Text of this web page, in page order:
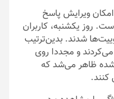
امکان ویرایش پاسخ
روز یکشنبه، کاربران
شدند. بدین‌ترتیب
و مجددا روی
ظاهر می‌شد که